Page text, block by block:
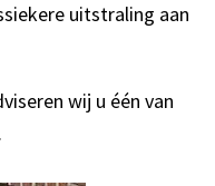
uitstraling aan
wij u één van